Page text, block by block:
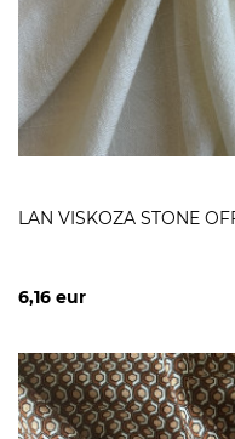
LAN VISKOZA STONE
6,16 eur